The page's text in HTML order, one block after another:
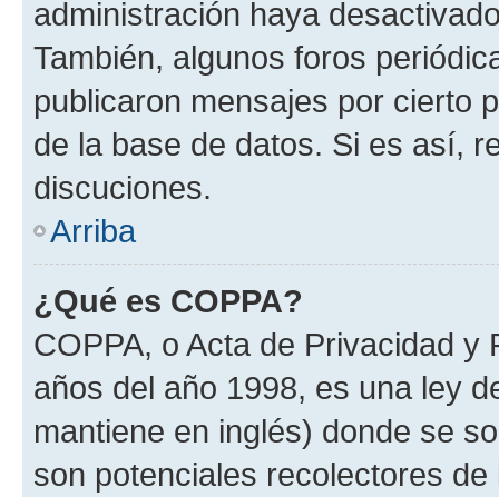
administración haya
También, algunos foros
publicaron mensajes por cierto
de la base de datos. Si es así,
discuciones.
Arriba
¿Qué es COPPA?
COPPA, o Acta de Privacidad
años del año 1998, es una ley
mantiene en inglés) donde se
son potenciales recolectores